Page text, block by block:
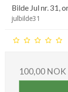
Bilde Jul nr. 31,
julbilde31
100,00 NOK